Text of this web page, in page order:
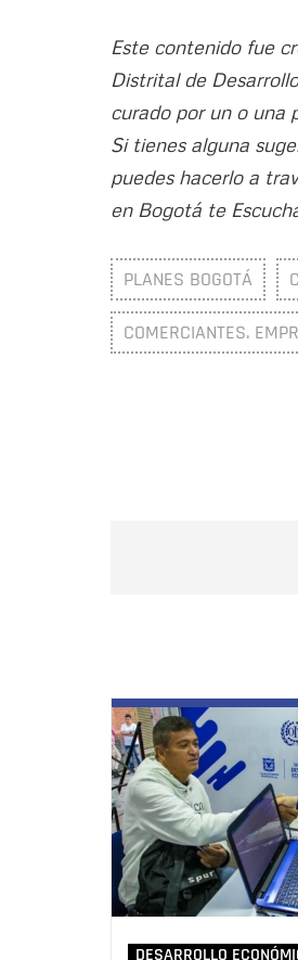
Este contenido fue
Distrital de
curado por un o una
Si tienes alguna
puedes hacerlo a
en Bogotá te
PLANES BOGOTÁ
COMERCIANTES.
DESARROLLO